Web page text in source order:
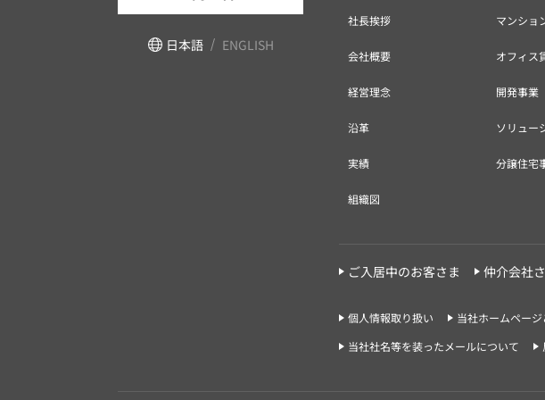
日本語 ENGLISH
社長挨拶
会社概要
経営理念
沿革
実績
組織図
マンショ
オフィス
開発事業
ソリュー
分譲住宅
ご入居中のお客さま 仲介会社
個人情報取り扱い 当社ホームペー
当社社名等を装ったメールについて